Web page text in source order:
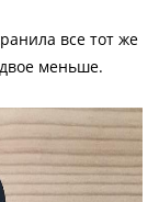
все тот же
меньше.